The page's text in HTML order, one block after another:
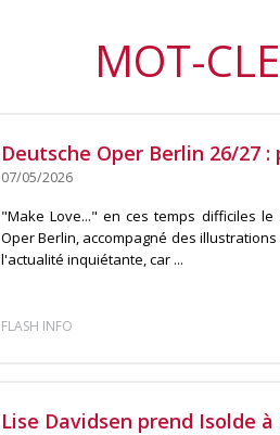
MOT-
Deutsche Oper Berlin 26/27 :
07/05/2026
"Make Love..." en ces temps difficiles
Oper Berlin, accompagné des
l'actualité inquiétante, car ...
FLASH INFO
Lise Davidsen prend Isolde à